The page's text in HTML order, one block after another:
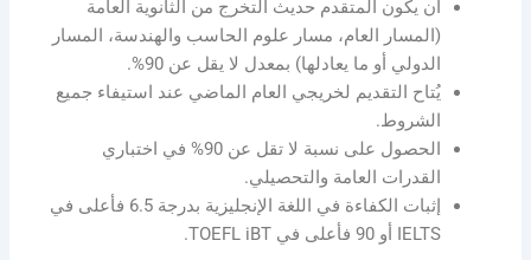
أن يكون المتقدم حديث التخرج من الثانوية العامة
(المسار العام، مسار علوم الحاسب والهندسة، المسار
الدولي أو ما يعادلها) بمعدل لا يقل عن 90%.
يُتاح التقديم لخريجي العام الماضي عند استيفاء جميع
الشروط.
الحصول على نسبة لا تقل عن 90% في اختباري
القدرات العامة والتحصيلي.
إثبات الكفاءة في اللغة الإنجليزية بدرجة 6.5 فأعلى في
IELTS أو 90 فأعلى في TOEFL iBT.